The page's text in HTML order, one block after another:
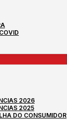
2026
2025
DO CONSUMIDOR